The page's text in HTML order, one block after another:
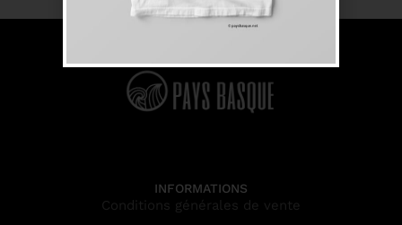
INFORMATIONS
Conditions générales de vente